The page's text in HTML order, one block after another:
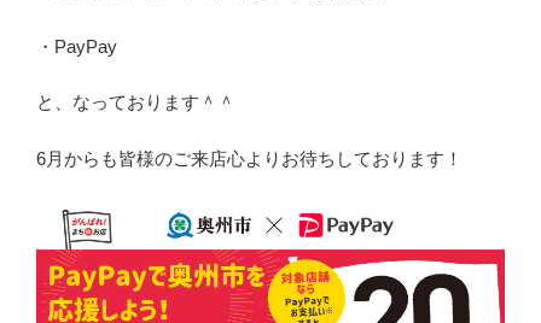
・PayPay
と、なっております＾＾
6月からも皆様のご来店心よりお待ちしております！